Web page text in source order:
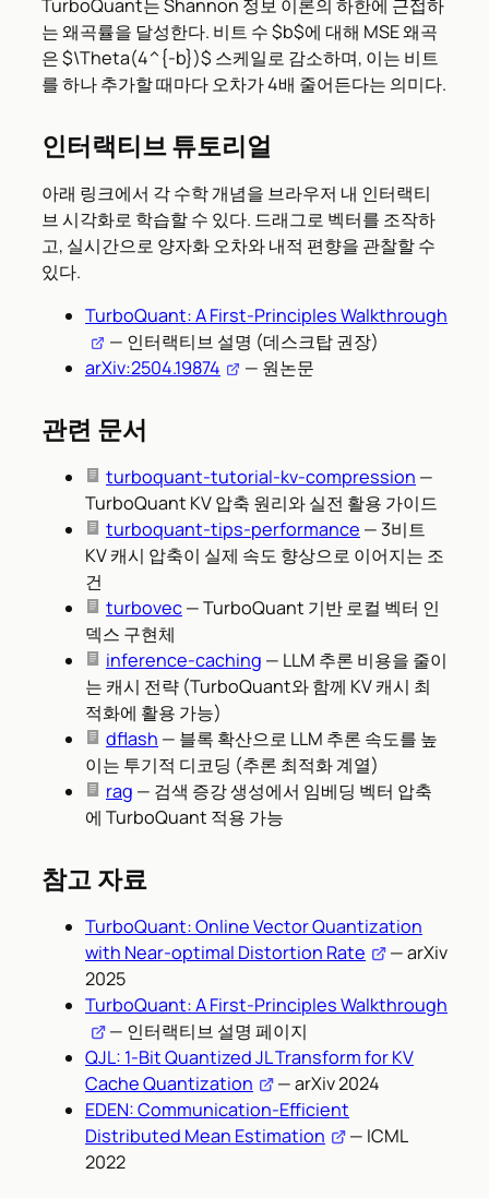
TurboQuant는 Shannon 정보 이론의 하한에 근접하
는 왜곡률을 달성한다. 비트 수 $b$에 대해 MSE 왜곡
은 $\Theta(4^{-b})$ 스케일로 감소하며, 이는 비트
를 하나 추가할 때마다 오차가 4배 줄어든다는 의미다.
인터랙티브 튜토리얼
아래 링크에서 각 수학 개념을 브라우저 내 인터랙티
브 시각화로 학습할 수 있다. 드래그로 벡터를 조작하
고, 실시간으로 양자화 오차와 내적 편향을 관찰할 수
있다.
TurboQuant: A First-Principles Walkthrough
— 인터랙티브 설명 (데스크탑 권장)
arXiv:2504.19874
— 원논문
관련 문서
turboquant-tutorial-kv-compression —
TurboQuant KV 압축 원리와 실전 활용 가이드
turboquant-tips-performance — 3비트
KV 캐시 압축이 실제 속도 향상으로 이어지는 조
건
turbovec— TurboQuant 기반 로컬 벡터 인
덱스 구현체
inference-caching — LLM 추론 비용을 줄이
는 캐시 전략 (TurboQuant와 함께 KV 캐시 최
적화에 활용 가능)
dflash — 블록 확산으로 LLM 추론 속도를 높
이는 투기적 디코딩 (추론 최적화 계열)
rag — 검색 증강 생성에서 임베딩 벡터 압축
에 TurboQuant 적용 가능
참고 자료
TurboQuant: Online Vector Quantization
with Near-optimal Distortion Rate
— arXiv
2025
TurboQuant: A First-Principles Walkthrough
— 인터랙티브 설명 페이지
QJL: 1-Bit Quantized JL Transform for KV
Cache Quantization
— arXiv 2024
EDEN: Communication-Efficient
Distributed Mean Estimation
— ICML
2022